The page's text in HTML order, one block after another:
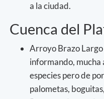
a la ciudad.
Cuenca del
Arroyo Brazo Largo
informando, mucha
especies pero de
palometas,